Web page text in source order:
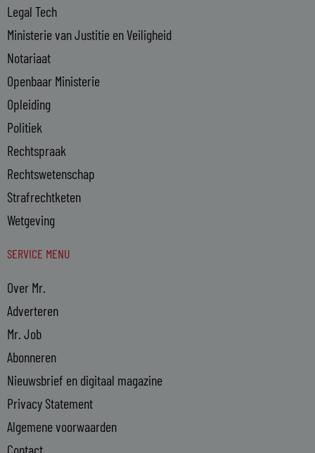
Legal Tech
Ministerie van Justitie en Veiligheid
Notariaat
Openbaar Ministerie
Opleiding
Politiek
Rechtspraak
Rechtswetenschap
Strafrechtketen
Wetgeving
SERVICE MENU
Over Mr.
Adverteren
Mr. Job
Abonneren
Nieuwsbrief en digitaal magazine
Privacy Statement
Algemene voorwaarden
Contact